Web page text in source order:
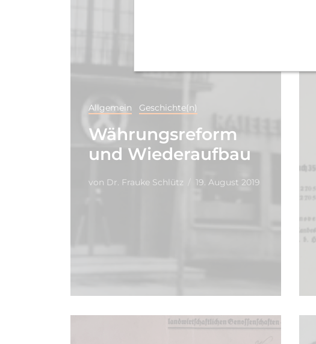
Allgemein Geschichte(n)
Währungsreform
und Wiederaufbau
von Dr. Frauke Schlütz 19. August 2019